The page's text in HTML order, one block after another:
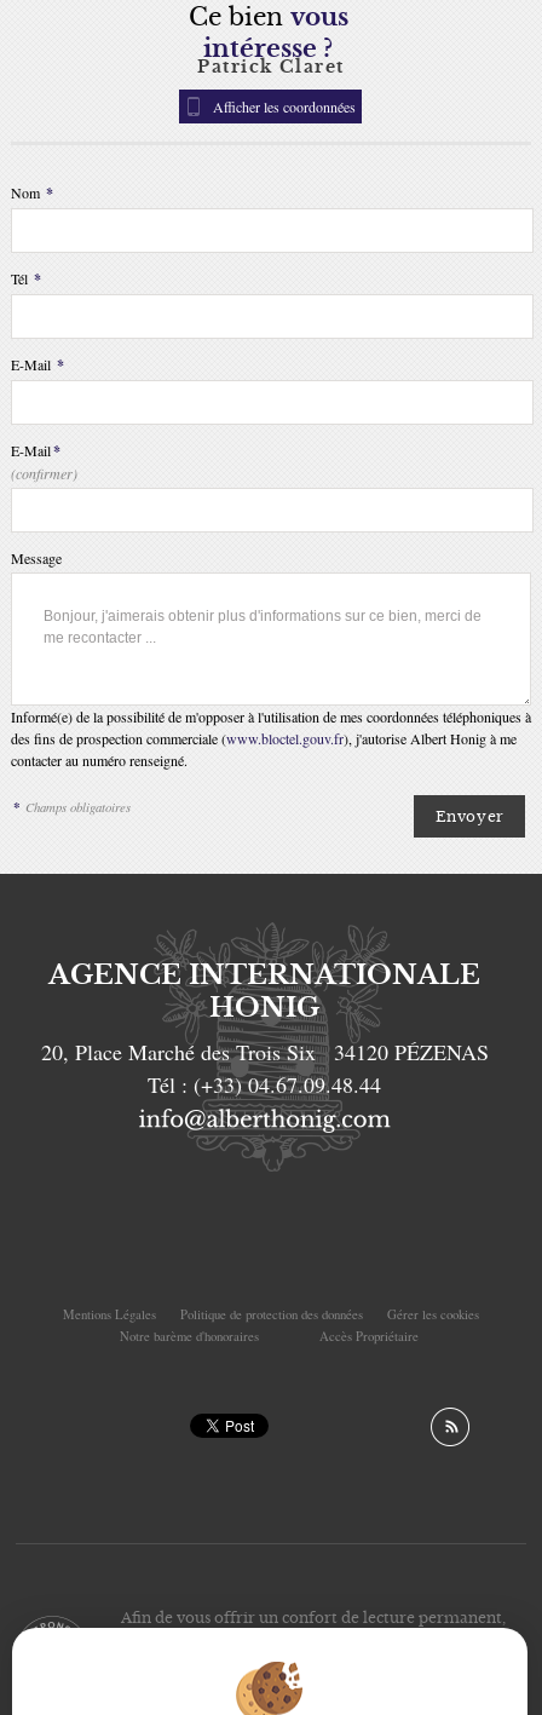
Ce bien vous
intéresse ?
Patrick Claret
Afficher les coordonnées
Nom *
Tél *
E-Mail *
E-Mail*
(confirmer)
Message
Informé(e) de la possibilité de m'opposer à l'utilisation de mes coordonnées téléphoniques à
des fins de prospection commerciale (www.bloctel.gouv.fr), j'autorise Albert Honig à me
contacter au numéro renseigné.
* Champs obligatoires
AGENCE INTERNATIONALE
HONIG
20, Place Marché des Trois Six 34120 PÉZENAS
Tél : (+33) 04.67.09.48.44
Mentions Légales Politique de protection des données
Gérer les cookies
Notre barème d'honoraires
Accès Propriétaire
Afin de vous offrir un confort de lecture permanent,
notre site s’adapte automatiquement aux différents types
d'écrans